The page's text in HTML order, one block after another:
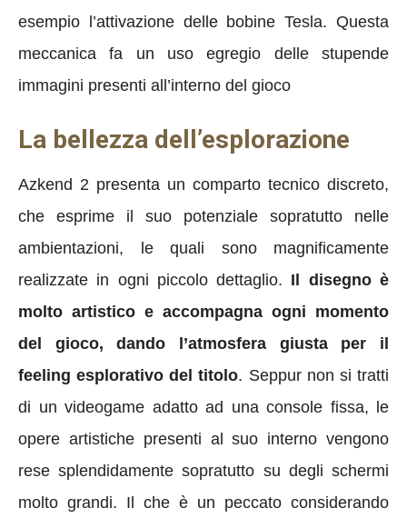
esempio l’attivazione delle bobine Tesla. Questa
meccanica fa un uso egregio delle stupende
immagini presenti all’interno del gioco
La bellezza dell’esplorazione
Azkend 2 presenta un comparto tecnico discreto,
che esprime il suo potenziale sopratutto nelle
ambientazioni, le quali sono magnificamente
realizzate in ogni piccolo dettaglio. Il disegno è
molto artistico e accompagna ogni momento
del gioco, dando l’atmosfera giusta per il
feeling esplorativo del titolo. Seppur non si tratti
di un videogame adatto ad una console fissa, le
opere artistiche presenti al suo interno vengono
rese splendidamente sopratutto su degli schermi
molto grandi. Il che è un peccato considerando